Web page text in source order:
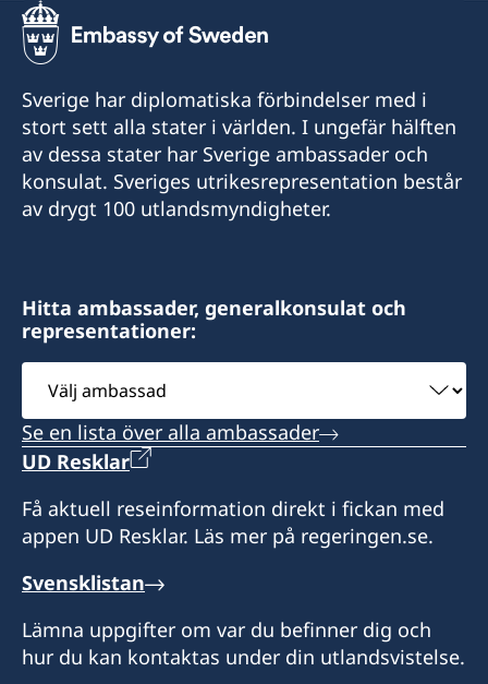
Sverige har diplomatiska förbindelser med i
stort sett alla stater i världen. I ungefär hälften
av dessa stater har Sverige ambassader och
konsulat. Sveriges utrikesrepresentation består
av drygt 100 utlandsmyndigheter.
Hitta ambassader, generalkonsulat och
representationer:
Välj
ambassad
Se en lista över alla ambassader
UD Resklar
Få aktuell reseinformation direkt i fickan med
appen UD Resklar. Läs mer på regeringen.se.
Svensklistan
Lämna uppgifter om var du befinner dig och
hur du kan kontaktas under din utlandsvistelse.